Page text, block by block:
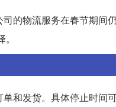
的物流服务在春节期间
和发货。具体停止时间